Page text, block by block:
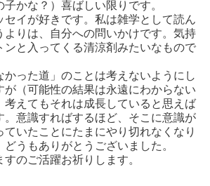
かな？）喜ばしい限りです。
セイが好きです。私は雑学として読ん
よりは、自分への問いかけです。気持
ンと入ってくる清涼剤みたいなもので
かった道」のことは考えないようにし
が（可能性の結果は永遠にわからない
考えてもそれは成長していると思えば
。意識すればするほど、そこに意識が
ていたことにたまにやり切れなくなり
どうもありがとうございました。
のご活躍お祈りします。